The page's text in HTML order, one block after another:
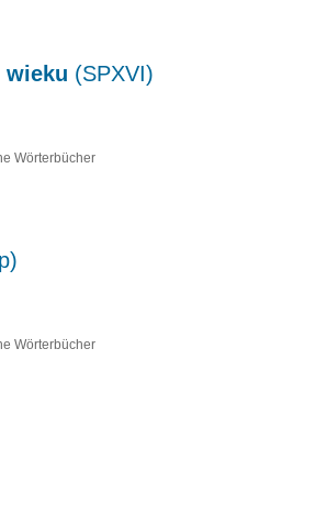
wieku (SPXVI)
Wörterbücher
Wörterbücher